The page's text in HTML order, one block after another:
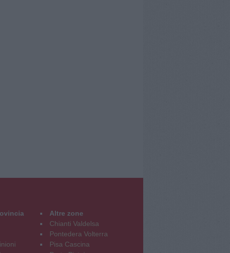
Altre zone
Chianti Valdelsa
Pontedera Volterra
Pisa Cascina